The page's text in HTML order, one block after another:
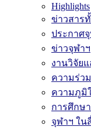
Highlights
ข่าวสาร
ประกาศ
ข่าวจุฬาฯ
งานวิจัย
ความร่ว
ความภูมิ
การศึกษ
จุฬาฯ ใน